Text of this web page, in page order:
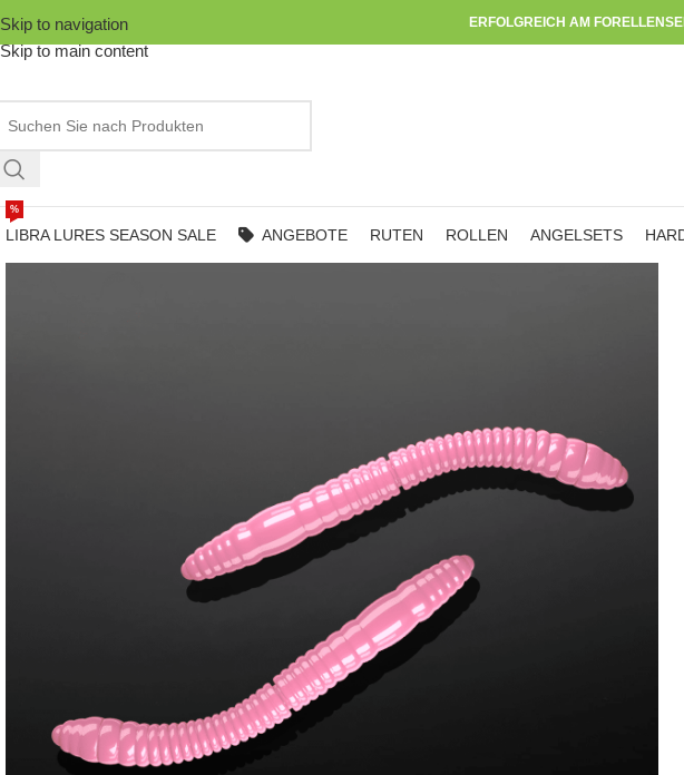
Skip to navigation
Skip to main content
ERFOLGREICH AM
LIBRA LURES SEASON SALE
%
ANGEBOTE RUTEN ROLLEN ANGELSETS